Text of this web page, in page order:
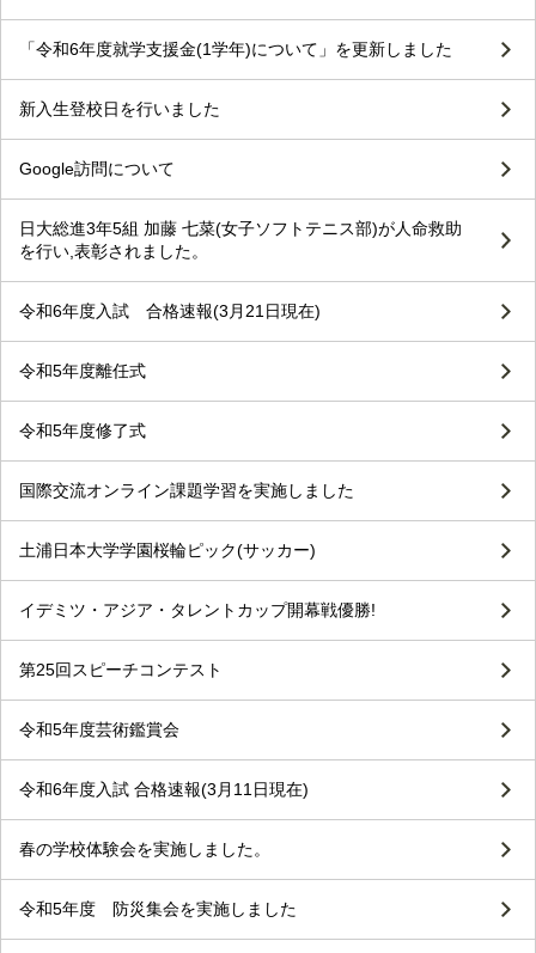
「令和6年度就学支援金(1学年)について」を更新しました
新入生登校日を行いました
Google訪問について
日大総進3年5組 加藤 七菜(女子ソフトテニス部)が人命救助
を行い,表彰されました。
令和6年度入試 合格速報(3月21日現在)
令和5年度離任式
令和5年度修了式
国際交流オンライン課題学習を実施しました
土浦日本大学学園桜輪ピック(サッカー)
イデミツ・アジア・タレントカップ開幕戦優勝!
第25回スピーチコンテスト
令和5年度芸術鑑賞会
令和6年度入試 合格速報(3月11日現在)
春の学校体験会を実施しました。
令和5年度 防災集会を実施しました